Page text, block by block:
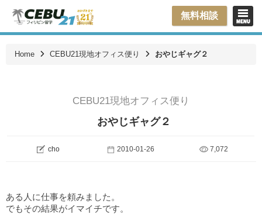
無料相談
Home CEBU21現地オフィス便り おやじギャグ２
CEBU21現地オフィス便り
おやじギャグ２
cho 2010-01-26 7,072
ある人に仕事を頼みました。
でもその結果がイマイチです。